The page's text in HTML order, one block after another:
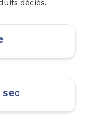
dédiés.
sec